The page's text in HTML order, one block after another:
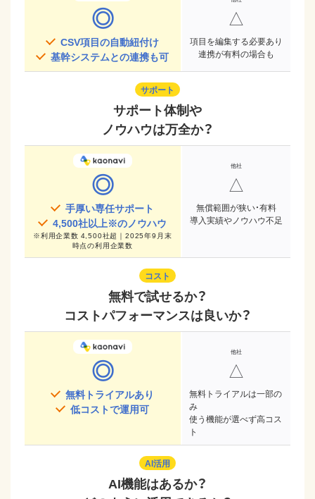
◎
CSV項目の自動紐付け
基幹システムとの連携も可
△
項目を編集する必要あり
連携が有料の場合も
サポート
サポート体制や
ノウハウは万全か？
◎
手厚い専任サポート
4,500社以上※のノウハウ
※利用企業数 4,500社超｜2025年9月末
時点の利用企業数
△
無償範囲が狭い・有料
導入実績やノウハウ不足
コスト
無料で試せるか？
コストパフォーマンスは良いか？
◎
無料トライアルあり
低コストで運用可
△
無料トライアルは一部の
み
使う機能が選べず高コス
ト
AI活用
AI機能はあるか？